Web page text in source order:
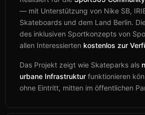
— mit Unterstützung von Nike SB,
Skateboards und dem Land Berlin.
des inklusiven Sportkonzepts von
allen Interessierten kostenlos zur
Das Projekt zeigt wie Skateparks als
urbane Infrastruktur funktionieren
ohne Eintritt, mitten im öffentlichen